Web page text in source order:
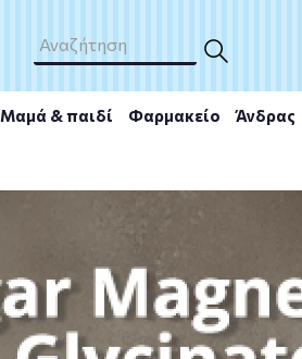
Μαμά & παιδί Φαρμακείο Άνδρας